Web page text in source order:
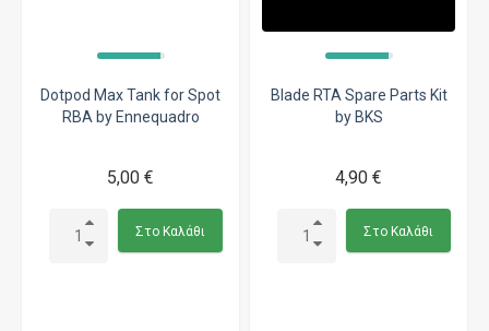
Dotpod Max Tank for Spot
RBA by Ennequadro
5,00 €
Στο Καλάθι
Blade RTA Spare Parts Kit
by BKS
4,90 €
Στο Καλάθι